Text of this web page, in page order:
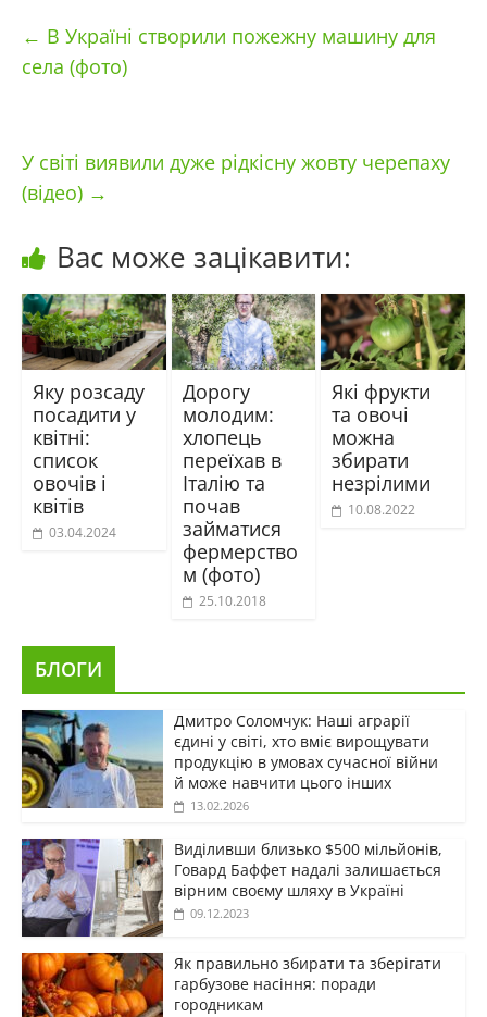
← В Україні створили пожежну машину для
села (фото)
У світі виявили дуже рідкісну жовту черепаху
(відео) →
Вас може зацікавити:
Яку розсаду
посадити у
квітні:
список
овочів і
квітів
03.04.2024
Дорогу
молодим:
хлопець
переїхав в
Італію та
почав
займатися
фермерство
м (фото)
25.10.2018
Які фрукти
та овочі
можна
збирати
незрілими
10.08.2022
БЛОГИ
Дмитро Соломчук: Наші аграрії
єдині у світі, хто вміє вирощувати
продукцію в умовах сучасної війни
й може навчити цього інших
13.02.2026
Виділивши близько $500 мільйонів,
Говард Баффет надалі залишається
вірним своєму шляху в Україні
09.12.2023
Як правильно збирати та зберігати
гарбузове насіння: поради
городникам